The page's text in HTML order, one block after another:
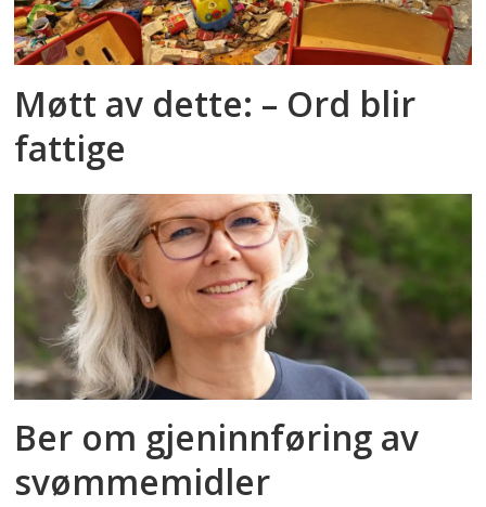
Møtt av dette: – Ord blir
fattige
Ber om gjeninnføring av
svømmemidler